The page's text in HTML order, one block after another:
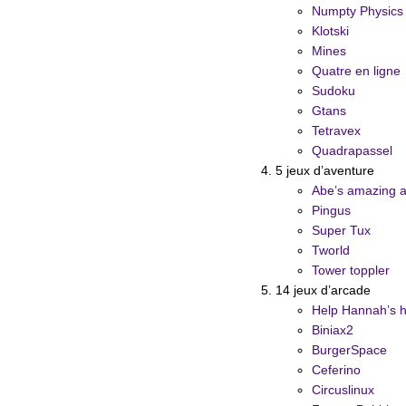
Numpty Physics
Klotski
Mines
Quatre en ligne
Sudoku
Gtans
Tetravex
Quadrapassel
5 jeux d’aventure
Abe’s amazing
Pingus
Super Tux
Tworld
Tower toppler
14 jeux d’arcade
Help Hannah’s
Biniax2
BurgerSpace
Ceferino
Circuslinux